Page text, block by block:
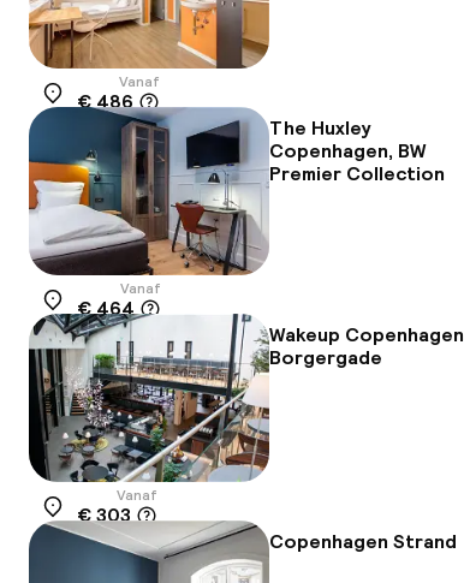
Locatie
Vanaf
€ 486
The Huxley
Copenhagen, BW
Premier Collection
Locatie
Vanaf
€ 464
Wakeup Copenhagen
Borgergade
Locatie
Vanaf
€ 303
Copenhagen Strand